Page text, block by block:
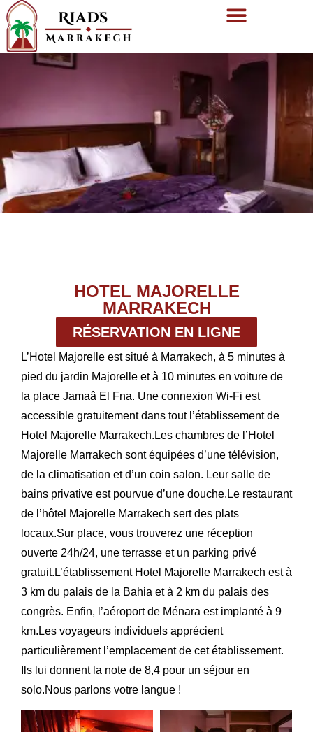
HOTEL MAJORELLE
MARRAKECH
RÉSERVATION EN LIGNE
L’Hotel Majorelle est situé à Marrakech, à 5 minutes à
pied du jardin Majorelle et à 10 minutes en voiture de
la place Jamaâ El Fna. Une connexion Wi-Fi est
accessible gratuitement dans tout l’établissement de
Hotel Majorelle Marrakech.Les chambres de l’Hotel
Majorelle Marrakech sont équipées d’une télévision,
de la climatisation et d’un coin salon. Leur salle de
bains privative est pourvue d’une douche.Le restaurant
de l’hôtel Majorelle Marrakech sert des plats
locaux.Sur place, vous trouverez une réception
ouverte 24h/24, une terrasse et un parking privé
gratuit.L’établissement Hotel Majorelle Marrakech est à
3 km du palais de la Bahia et à 2 km du palais des
congrès. Enfin, l’aéroport de Ménara est implanté à 9
km.Les voyageurs individuels apprécient
particulièrement l’emplacement de cet établissement.
Ils lui donnent la note de 8,4 pour un séjour en
solo.Nous parlons votre langue !